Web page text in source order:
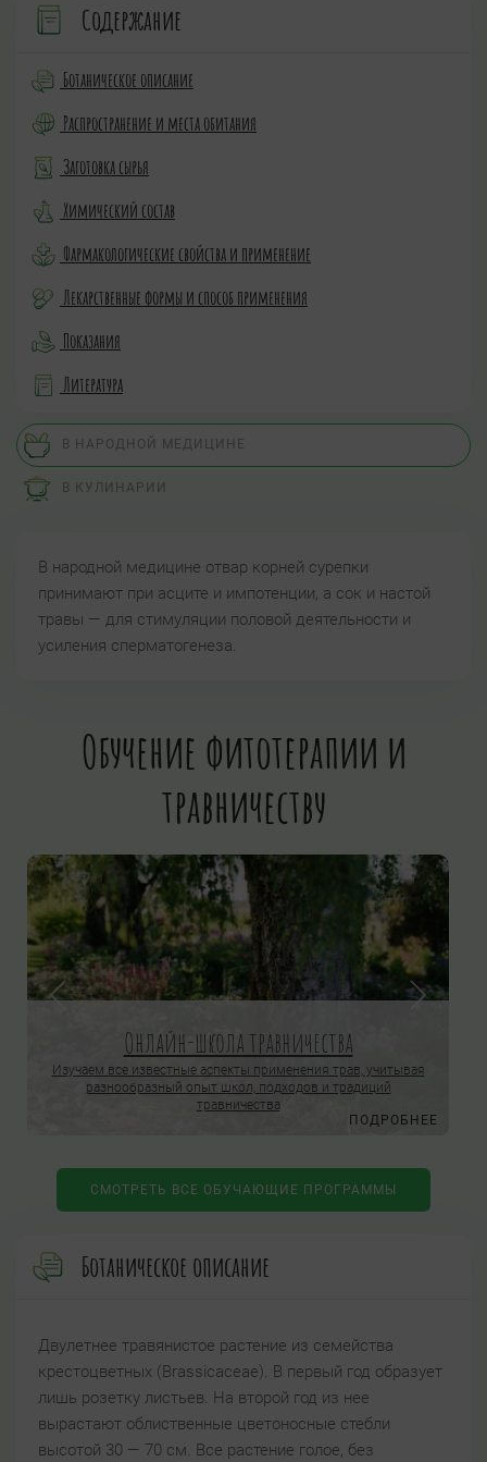
Содержание
Ботаническое описание
Распространение и места обитания
Заготовка сырья
Химический состав
Фармакологические свойства и применение
Лекарственные формы и способ применения
Показания
Литература
В НАРОДНОЙ МЕДИЦИНЕ
В КУЛИНАРИИ
В народной медицине отвар корней сурепки
принимают при асците и импотенции, а сок и настой
травы — для стимуляции половой деятельности и
усиления сперматогенеза.
Обучение фитотерапии и
травничеству
Онлайн-школа травничества
Изучаем все известные аспекты применения трав, учитывая
разнообразный опыт школ, подходов и традиций
травничества
ПОДРОБНЕЕ
СМОТРЕТЬ ВСЕ ОБУЧАЮЩИЕ ПРОГРАММЫ
Ботаническое описание
Двулетнее травянистое растение из семейства
крестоцветных (Brassicaceae). В первый год образует
лишь розетку листьев. На второй год из нее
вырастают облиственные цветоносные стебли
высотой 30 — 70 см. Все растение голое, без